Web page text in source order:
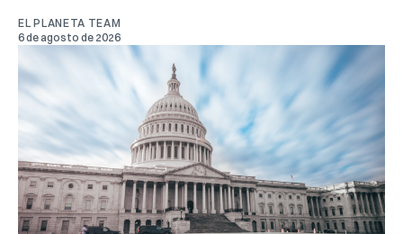
EL PLANETA TEAM
6 de agosto de 2026